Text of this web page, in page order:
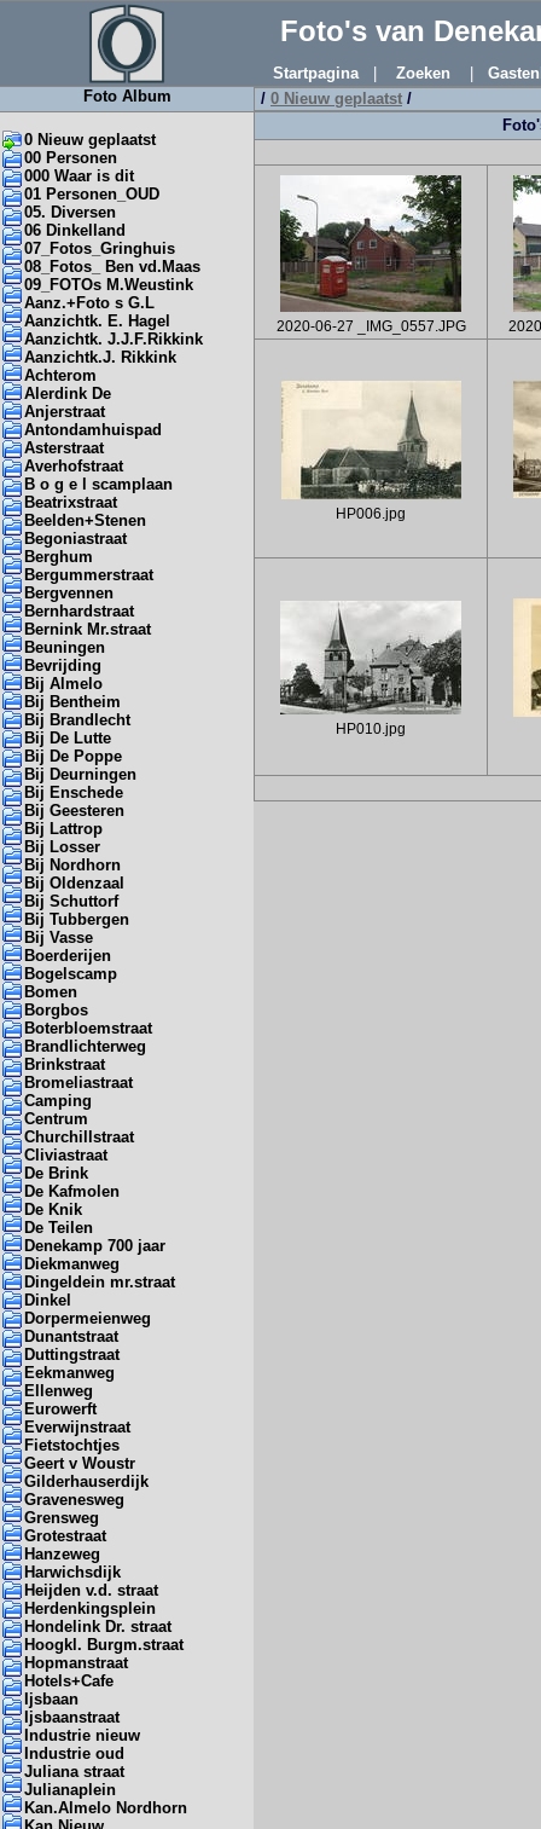
Foto's van
Startpagina| Zoeken
Foto Album
0 Nieuw geplaatst
00 Personen
000 Waar is dit
01 Personen_OUD
05. Diversen
06 Dinkelland
07_Fotos_Gringhuis
08_Fotos_ Ben vd.Maas
09_FOTOs M.Weustink
Aanz.+Foto s G.L
Aanzichtk. E. Hagel
Aanzichtk. J.J.F.Rikkink
Aanzichtk.J. Rikkink
Achterom
Alerdink De
Anjerstraat
Antondamhuispad
Asterstraat
Averhofstraat
B o g e l scamplaan
Beatrixstraat
Beelden+Stenen
Begoniastraat
Berghum
Bergummerstraat
Bergvennen
Bernhardstraat
Bernink Mr.straat
Beuningen
Bevrijding
Bij Almelo
Bij Bentheim
Bij Brandlecht
Bij De Lutte
Bij De Poppe
Bij Deurningen
Bij Enschede
Bij Geesteren
Bij Lattrop
Bij Losser
Bij Nordhorn
Bij Oldenzaal
Bij Schuttorf
Bij Tubbergen
Bij Vasse
Boerderijen
Bogelscamp
Bomen
Borgbos
Boterbloemstraat
Brandlichterweg
Brinkstraat
Bromeliastraat
Camping
Centrum
Churchillstraat
Cliviastraat
De Brink
De Kafmolen
De Knik
De Teilen
Denekamp 700 jaar
Diekmanweg
Dingeldein mr.straat
Dinkel
Dorpermeienweg
Dunantstraat
Duttingstraat
Eekmanweg
Ellenweg
Eurowerft
Everwijnstraat
Fietstochtjes
Geert v Woustr
Gilderhauserdijk
Gravenesweg
Grensweg
Grotestraat
Hanzeweg
Harwichsdijk
Heijden v.d. straat
Herdenkingsplein
Hondelink Dr. straat
Hoogkl. Burgm.straat
Hopmanstraat
Hotels+Cafe
Ijsbaan
Ijsbaanstraat
Industrie nieuw
Industrie oud
Juliana straat
Julianaplein
Kan.Almelo Nordhorn
/ 0 Nieuw geplaatst /
2020-06-27 _IMG_0557.JPG
HP006.jpg
HP010.jpg